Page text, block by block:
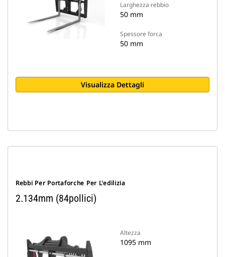
Larghezza rebbio
50 mm
Spessore forca
50 mm
Visualizza Dettagli
Rebbi Per Portaforche Per L'edilizia
2.134mm (84pollici)
Altezza
1095 mm